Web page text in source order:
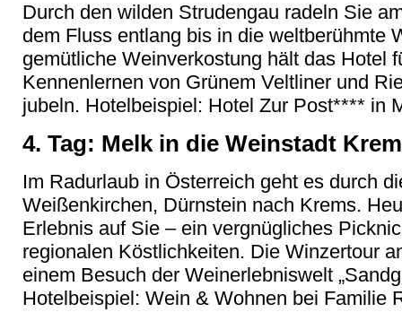
Durch den wilden Strudengau radeln Sie
dem Fluss entlang bis in die weltberühmte
gemütliche Weinverkostung hält das Hotel
Kennenlernen von Grünem Veltliner und
jubeln. Hotelbeispiel: Hotel Zur Post**** in
4. Tag: Melk in die Weinstadt
Im Radurlaub in Österreich geht es durch
Weißenkirchen, Dürnstein nach Krems.
Erlebnis auf Sie – ein vergnügliches
regionalen Köstlichkeiten. Die Winzertour
einem Besuch der Weinerlebniswelt
Hotelbeispiel: Wein & Wohnen bei Familie